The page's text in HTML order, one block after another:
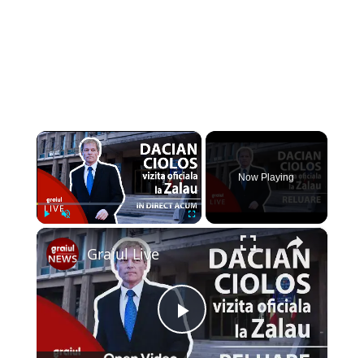
×
Play Unmute Fullscreen
Now Playing
×
P
Graiul Live